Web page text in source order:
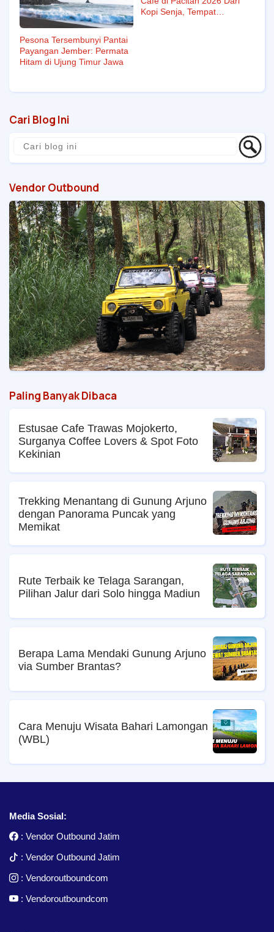
Pesona Tersembunyi Pantai
Payangan Jember: Permata
Hitam di Ujung Timur Jawa
Kopi Senja, Tempat
Cari Blog Ini
Vendor Outbound
Paling Banyak Dibaca
Estusae Cafe Trawas Mojokerto,
Surganya Coffee Lovers & Spot Foto
Kekinian
Trekking Menantang di Gunung Arjuno
dengan Panorama Puncak yang
Memikat
Rute Terbaik ke Telaga Sarangan,
Pilihan Jalur dari Solo hingga Madiun
Berapa Lama Mendaki Gunung Arjuno
via Sumber Brantas?
Cara Menuju Wisata Bahari Lamongan
(WBL)
Media Sosial:
: Vendor Outbound Jatim
: Vendor Outbound Jatim
: Vendoroutboundcom
: Vendoroutboundcom